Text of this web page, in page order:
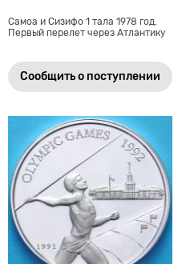
Самоа и Сизифо 1 тала 1978 год.
Первый перелет через Атлантику
Сообщить о поступлении